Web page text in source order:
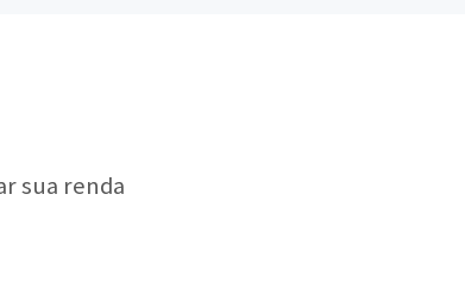
sua renda